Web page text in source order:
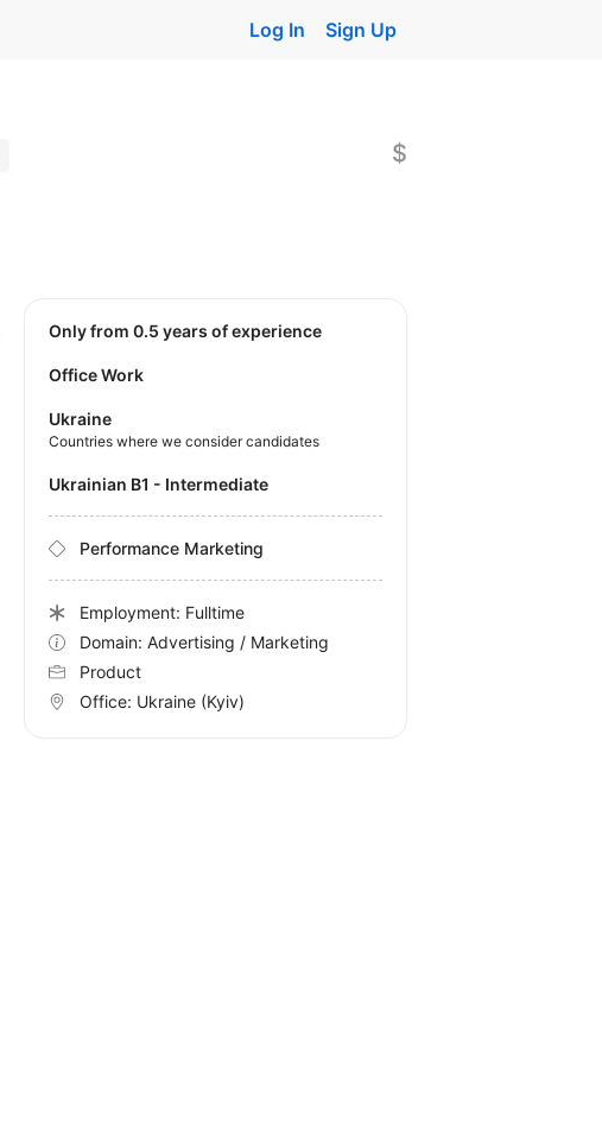
Log In Sign Up
$
Only from 0.5 years of experience
Office Work
Ukraine
Countries where we consider candidates
Ukrainian B1 - Intermediate
Performance Marketing
Employment: Fulltime
Domain: Advertising / Marketing
Product
Office: Ukraine (Kyiv)